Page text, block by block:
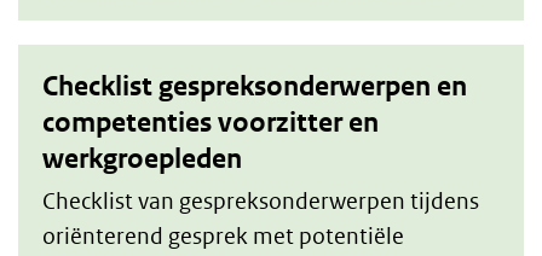
Checklist gespreksonderwerpen en
competenties voorzitter en
werkgroepleden
Checklist van gespreksonderwerpen tijdens
oriënterend gesprek met potentiële